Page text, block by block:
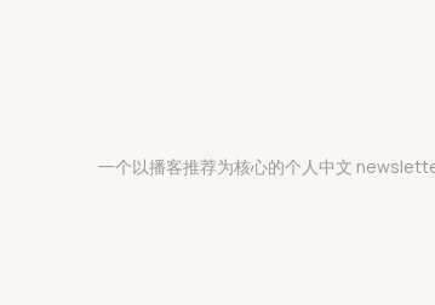
一个以播客推荐为核心的个人中文